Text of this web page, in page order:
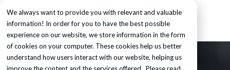
We always want to provide you with relevant and valuable
information! In order for you to have the best possible
experience on our website, we store information in the form
of cookies on your computer. These cookies help us better
understand how users interact with our website, helping us